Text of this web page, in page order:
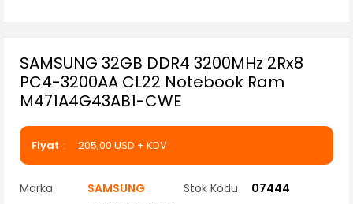
SAMSUNG 32GB DDR4 3200MHz 2Rx8
PC4-3200AA CL22 Notebook Ram
M471A4G43AB1-CWE
Fiyat 205,00 USD + KDV
Marka SAMSUNG Stok Kodu
07444